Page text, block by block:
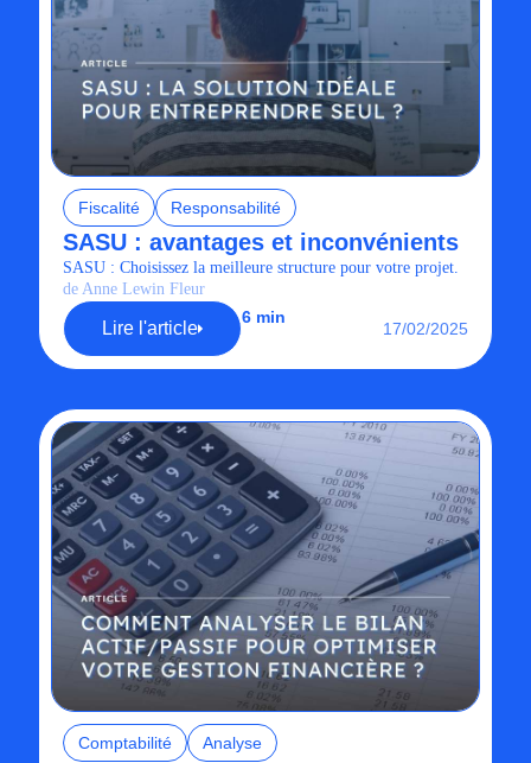
Fiscalité Responsabilité
SASU : avantages et inconvénients
SASU : Choisissez la meilleure structure pour votre projet.
de Anne Lewin Fleur
Lire l'article
6 min
17/02/2025
Comptabilité Analyse